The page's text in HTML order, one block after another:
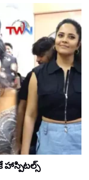
హాస్పిటల్స్